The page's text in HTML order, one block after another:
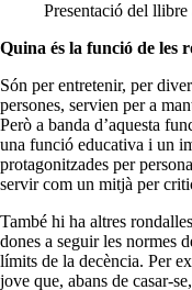
Presentació del
Quina és la funció de les
Són per entretenir, per
persones, servien per a
Però a banda d’aquesta
una funció educativa i un
protagonitzades per
servir com un mitjà per
També hi ha altres
dones a seguir les normes
límits de la decència. Per
jove que, abans de casar-